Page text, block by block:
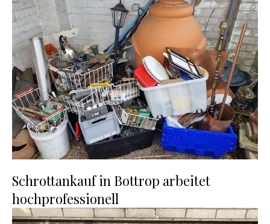
Schrottankauf in Bottrop arbeitet
hochprofessionell